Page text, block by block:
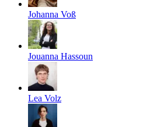
Johanna Voß
Jouanna Hassoun
Lea Volz